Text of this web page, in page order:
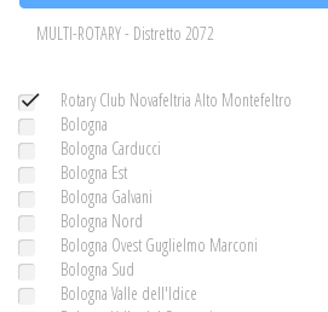
MULTI-ROTARY - Distretto 2072
Rotary Club Novafeltria Alto Montefeltro
Bologna
Bologna Carducci
Bologna Est
Bologna Galvani
Bologna Nord
Bologna Ovest Guglielmo Marconi
Bologna Sud
Bologna Valle dell'Idice